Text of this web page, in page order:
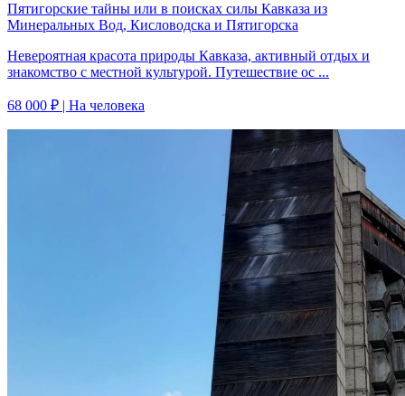
Пятигорские тайны или в поисках силы Кавказа из
Минеральных Вод, Кисловодска и Пятигорска
Невероятная красота природы Кавказа, активный отдых и
знакомство с местной культурой. Путешествие ос ...
68 000 ₽ | На человека